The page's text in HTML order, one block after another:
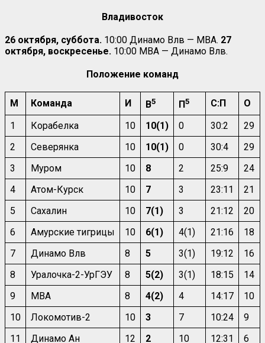
Владивосток
26 октября, суббота. 10:00 Динамо Влв — МВА. 27
октября, воскресенье. 10:00 МВА — Динамо Влв.
Положение команд
М Команда И В5 П5 С:П
О
1
Корабелка 10 10(1) 0 30:2
29
2
Северянка 10 10(1) 0 30:4
29
3
Муром 10 8 2 25:9
24
4
Атом-Курск 10 7 3 23:11
21
5
Сахалин 10 7(1) 3 21:12
20
6
Амурские тигрицы 10 6(1) 4(1) 21:16
18
7
Динамо Влв 8 5 3(1) 19:12
16
8
Уралочка-2-УрГЭУ 8 5(2) 3(1) 18:15
14
9
МВА 8 4(2) 4 14:17
10
10
Локомотив-2 10 3 7 10:24
9
11
Динамо Ан 12 2 10 12:31
6